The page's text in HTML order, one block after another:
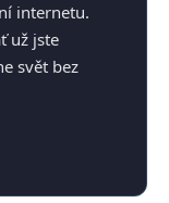
internetu.
už jste
svět bez